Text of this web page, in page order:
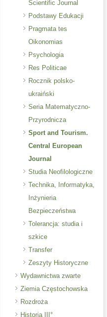
Scientific Journal
Podstawy Edukacji
Pragmata tes
Oikonomias
Psychologia
Res Politicae
Rocznik polsko-
ukraiński
Seria Matematyczno-
Przyrodnicza
Sport and Tourism.
Central European
Journal
Studia Neofilologiczne
Technika, Informatyka,
Inżynieria
Bezpieczeństwa
Tolerancja: studia i
szkice
Transfer
Zeszyty Historyczne
Wydawnictwa zwarte
Ziemia Częstochowska
Rozdroża
Historia III°